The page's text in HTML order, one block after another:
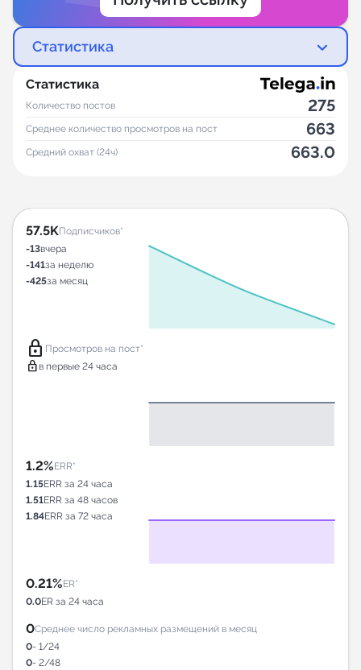
Статистика
Статистика
Количество постов 275
Среднее количество просмотров на пост 663
Средний охват (24ч) 663.0
57.5KПодписчиков*
-13вчера
-141за неделю
-425за месяц
lock Просмотров на пост*
lock в первые 24 часа
1.2%ERR*
1.15ERR за 24 часа
1.51ERR за 48 часов
1.84ERR за 72 часа
0.21%ER*
0.0ER за 24 часа
0Среднее число рекламных размещений в месяц
0- 1/24
0- 2/48